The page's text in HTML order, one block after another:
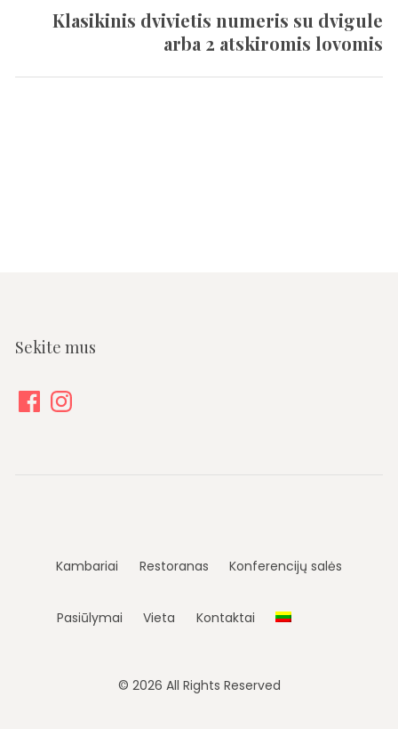
Klasikinis dvivietis numeris su dvigule
arba 2 atskiromis lovomis
Sekite mus
FacebookInstagram
Kambariai Restoranas Konferencijų salės
Pasiūlymai Vieta Kontaktai
© 2026 All Rights Reserved